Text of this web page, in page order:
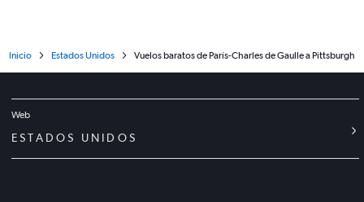
Inicio Estados Unidos Vuelos baratos de París-Charles de Gaulle a Pittsburgh
Web
ESTADOS UNIDOS